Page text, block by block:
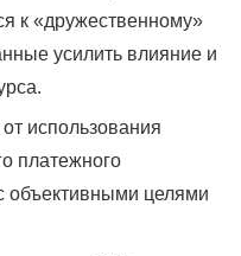
к «дружественному»
усилить влияние и
использования
платежного
объективными целями